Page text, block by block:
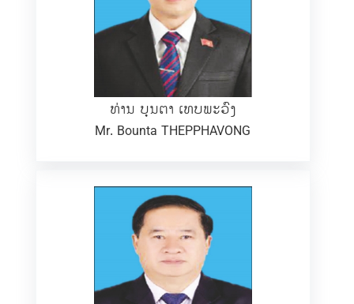
ທ່ານ ບຸນຕາ ເທບພະວົງ
Mr. Bounta THEPPHAVONG